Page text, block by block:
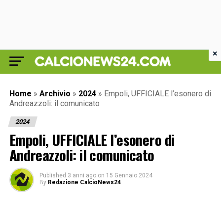
Home » Archivio » 2024 » Empoli, UFFICIALE l’esonero di
Andreazzoli: il comunicato
2024
Empoli, UFFICIALE l’esonero di
Andreazzoli: il comunicato
Published 3 anni ago on 15 Gennaio 2024
By Redazione CalcioNews24
×